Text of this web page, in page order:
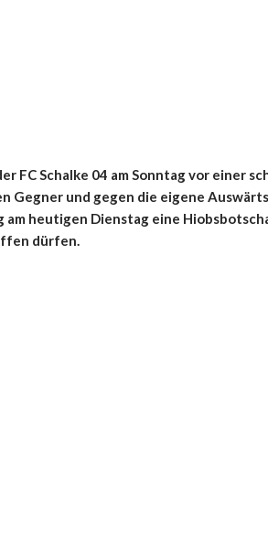
FC Schalke 04 am Sonntag vor einer
Gegner und gegen die eigene
am heutigen Dienstag eine
dürfen.